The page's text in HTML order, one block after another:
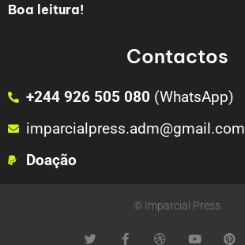
Boa leitura!
Contactos
+244 926 505 080 (WhatsApp)
imparcialpress.adm@gmail.com
Doação
© Imparcial Press